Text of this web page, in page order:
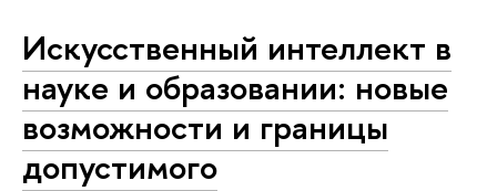
Искусственный интеллект в
науке и образовании: новые
возможности и границы
допустимого